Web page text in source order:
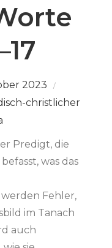
2023
christlicher
Predigt, die
was das
Fehler,
im Tanach
auch